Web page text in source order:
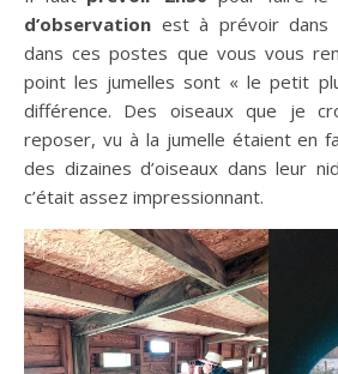
d’observation est à prévoir dans
dans ces postes que vous vous
point les jumelles sont « le petit
différence. Des oiseaux que je
reposer, vu à la jumelle étaient en
des dizaines d’oiseaux dans leur
c’était assez impressionnant.